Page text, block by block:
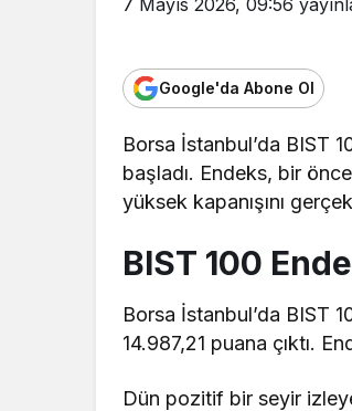
Google'da Abone Ol
Borsa İstanbul’da BIST
başladı. Endeks, bir
yüksek kapanışını
BIST 100
Borsa İstanbul’da BIST
14.987,21 puana çıktı.
Dün pozitif bir seyir